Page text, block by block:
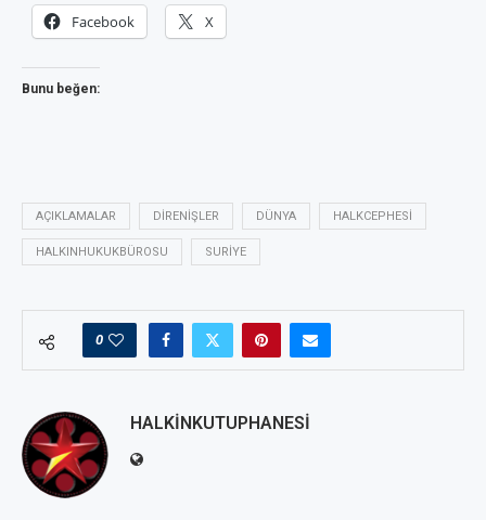
Facebook X
Bunu beğen:
AÇIKLAMALAR DIRENIŞLER DÜNYA HALKCEPHESI
HALKINHUKUKBÜROSU SURIYE
0
HALKINKUTUPHANESI